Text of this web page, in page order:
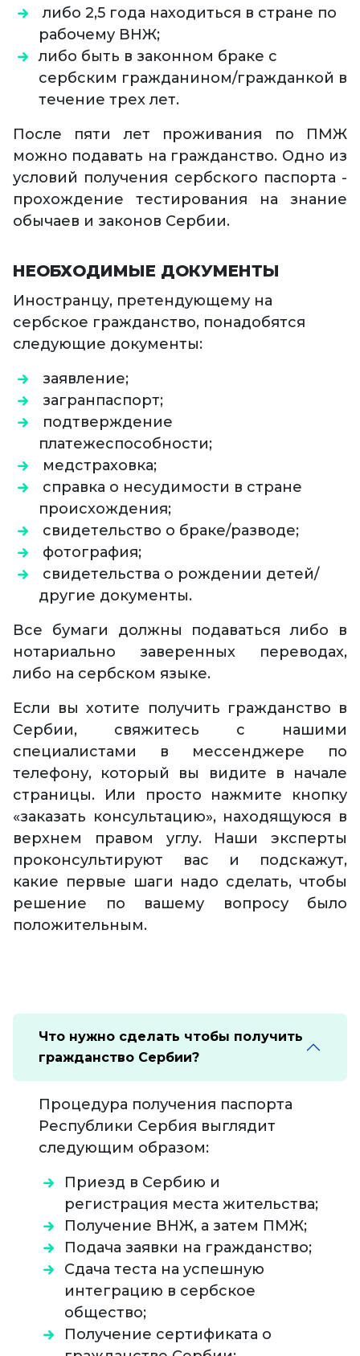
либо 2,5 года находиться в стране по
рабочему ВНЖ;
либо быть в законном браке с
сербским гражданином/гражданкой в
течение трех лет.
После пяти лет проживания по ПМЖ
можно подавать на гражданство. Одно из
условий получения сербского паспорта -
прохождение тестирования на знание
обычаев и законов Сербии.
НЕОБХОДИМЫЕ ДОКУМЕНТЫ
Иностранцу, претендующему на
сербское гражданство, понадобятся
следующие документы:
заявление;
загранпаспорт;
подтверждение
платежеспособности;
медстраховка;
справка о несудимости в стране
происхождения;
свидетельство о браке/разводе;
фотография;
свидетельства о рождении детей/
другие документы.
Все бумаги должны подаваться либо в
нотариально заверенных переводах,
либо на сербском языке.
Если вы хотите получить гражданство в
Сербии, свяжитесь с нашими
специалистами в мессенджере по
телефону, который вы видите в начале
страницы. Или просто нажмите кнопку
«заказать консультацию», находящуюся в
верхнем правом углу. Наши эксперты
проконсультируют вас и подскажут,
какие первые шаги надо сделать, чтобы
решение по вашему вопросу было
положительным.
Что нужно сделать чтобы получить
гражданство Сербии?
Процедура получения паспорта
Республики Сербия выглядит
следующим образом:
Приезд в Сербию и
регистрация места жительства;
Получение ВНЖ, а затем ПМЖ;
Подача заявки на гражданство;
Сдача теста на успешную
интеграцию в сербское
общество;
Получение сертификата о